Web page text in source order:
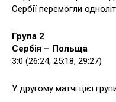
Сербії перемогли
Група 2
Сербія – Польща
3:0 (26:24, 25:18, 29:27)
У другому матчі цієї